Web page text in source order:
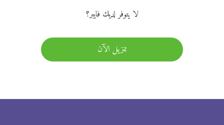
لا يتوفر لديك فايبر؟
تنزيل الآن